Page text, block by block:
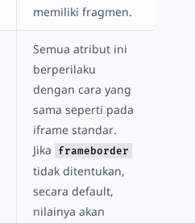
memiliki fragmen.
Semua atribut ini
berperilaku
dengan cara yang
sama seperti pada
iframe standar.
Jika
frameborder
tidak ditentukan,
secara default,
nilainya akan